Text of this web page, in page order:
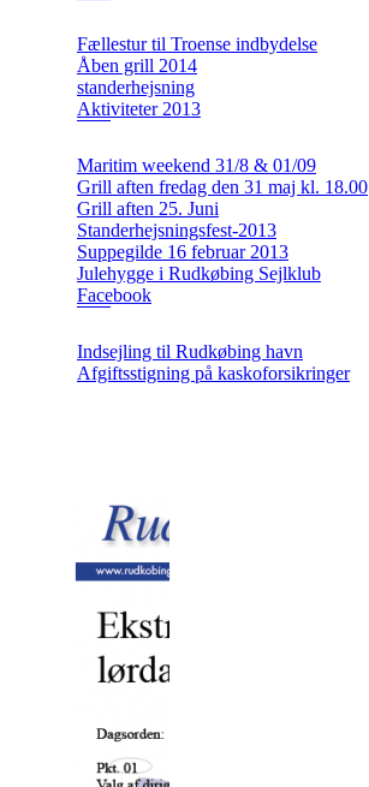
Fællestur til Troense indbydelse
Åben grill 2014
standerhejsning
Aktiviteter 2013
Maritim weekend 31/8 & 01/09
Grill aften fredag den 31 maj kl. 18.00
Grill aften 25. Juni
Standerhejsningsfest-2013
Suppegilde 16 februar 2013
Julehygge i Rudkøbing Sejlklub
Facebook
Indsejling til Rudkøbing havn
Afgiftsstigning på kaskoforsikringer